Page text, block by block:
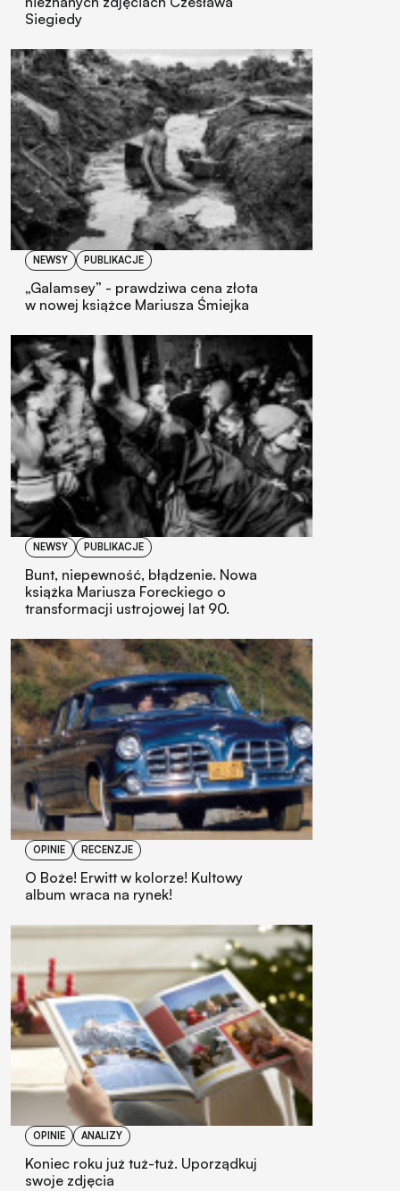
Siegiedy
NEWSY PUBLIKACJE
„Galamsey” - prawdziwa cena złota
w nowej książce Mariusza Śmiejka
NEWSY PUBLIKACJE
Bunt, niepewność, błądzenie. Nowa
książka Mariusza Foreckiego o
transformacji ustrojowej lat 90.
OPINIE RECENZJE
O Boże! Erwitt w kolorze! Kultowy
album wraca na rynek!
OPINIE ANALIZY
Koniec roku już tuż-tuż. Uporządkuj
swoje zdjęcia